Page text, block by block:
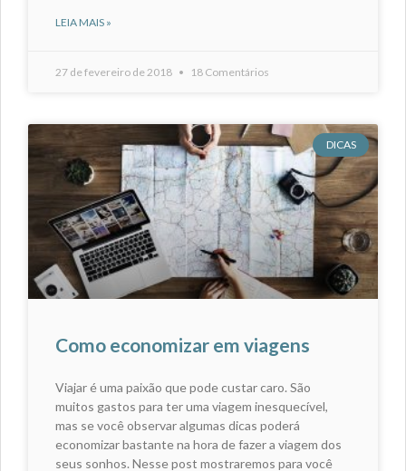
LEIA MAIS »
27 de fevereiro de 2018 18 Comentários
DICAS
Como economizar em viagens
Viajar é uma paixão que pode custar caro. São
muitos gastos para ter uma viagem inesquecível,
mas se você observar algumas dicas poderá
economizar bastante na hora de fazer a viagem dos
seus sonhos. Nesse post mostraremos para você